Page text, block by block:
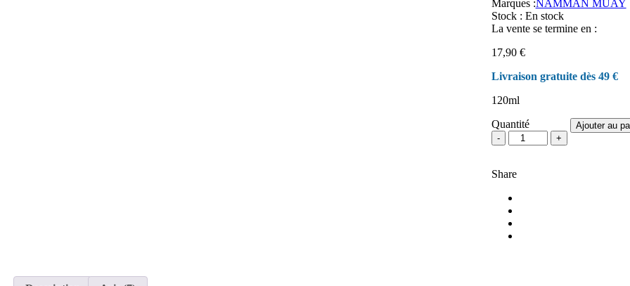
notations
client
Marques :NAMMAN MUAY
Stock : En stock
La vente se termine en :
17,90 €
Livraison gratuite dès 49 €
120ml
Quantité
quantité
de
Chauffante
Ajouter au
Share